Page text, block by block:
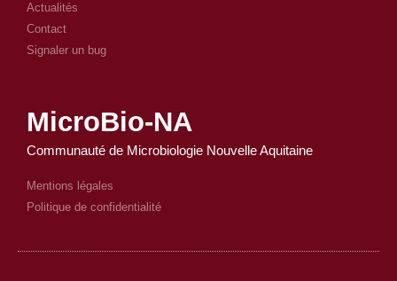
Actualités
Contact
Signaler un bug
MicroBio-NA
Communauté de Microbiologie Nouvelle Aquitaine
Mentions légales
Politique de confidentialité